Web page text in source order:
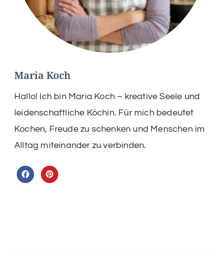
Maria Koch
Hallo! Ich bin Maria Koch – kreative Seele und
leidenschaftliche Köchin. Für mich bedeutet
Kochen, Freude zu schenken und Menschen im
Alltag miteinander zu verbinden.